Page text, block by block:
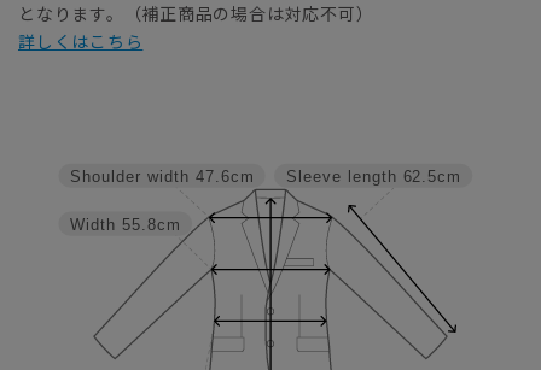
となります。（補正商品の場合は対応不可）
詳しくはこちら
Sleeve length 62.5cm
Width 55.8cm
Shoulder width 47.6cm